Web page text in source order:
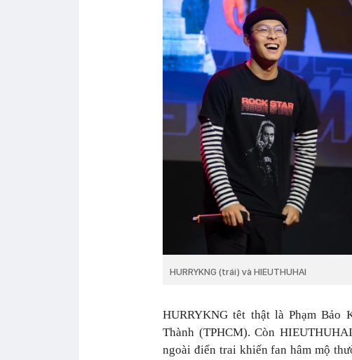
HURRYKNG (trái) và HIEUTHUHAI
HURRYKNG têt thật là Phạm Bảo
Thành (TPHCM). Còn
ngoài điển trai khiến fan hâm mộ